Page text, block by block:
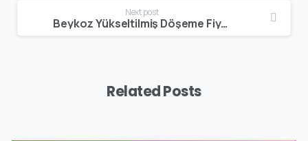
Next post
Beykoz Yükseltilmiş Döşeme Fiyatları
Related Posts